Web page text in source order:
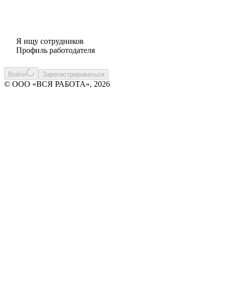
Я ищу сотрудников
Профиль работодателя
Войти Зарегистрироваться
© ООО «ВСЯ РАБОТА», 2026